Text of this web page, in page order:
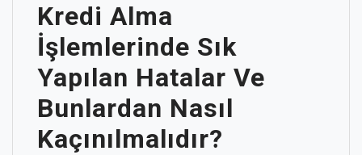
Kredi Alma
İşlemlerinde Sık
Yapılan Hatalar Ve
Bunlardan Nasıl
Kaçınılmalıdır?